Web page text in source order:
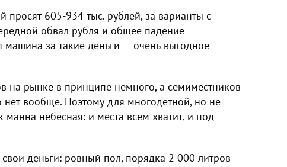
605-934 тыс. рублей, за варианты с
обвал рубля и общее падение
машина за такие деньги — очень выгодное
на рынке в принципе немного, а семиместников
вообще. Поэтому для многодетной, но не
небесная: и места всем хватит, и под
деньги: ровный пол, порядка 2 000 литров